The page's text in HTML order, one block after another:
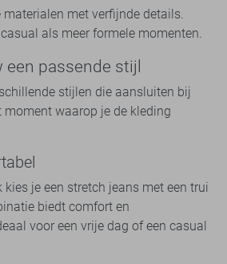
met verfijnde details.
als meer formele momenten.
een passende stijl
stijlen die aansluiten bij
moment waarop je de kleding
kies je een stretch jeans met een trui
biedt comfort en
voor een vrije dag of een casual